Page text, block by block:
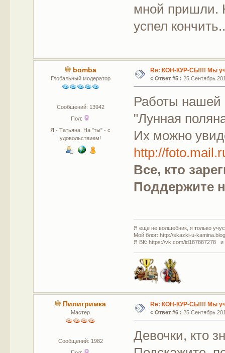
мной пришли.
успел
bomba
Глобальный модератор
Сообщений: 13942
Пол:
Я - Татьяна. На "ты" - с
удовольствием!
Re: КОН-КУР-СЫ!!! Мы
« Ответ #5 : 25 Сентябрь
Работы нашей
"Лунная
Их можно
http://
Все, кто
Поддержите
Я еще не волшебник, я только
Мой блог: http://skazki-u-
Я ВК: https://vk.com/id187887278 и
Пилигримка
Мастер
Сообщений: 1982
Re: КОН-КУР-СЫ!!! Мы
« Ответ #6 : 25 Сентябрь
Девочки, кто